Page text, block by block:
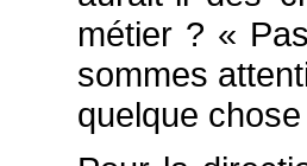
métier ? «
sommes
quelque